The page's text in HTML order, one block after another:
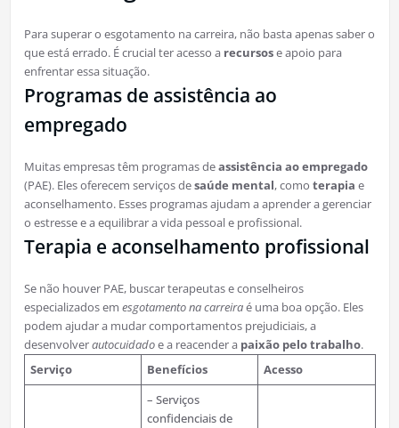
Para superar o esgotamento na carreira, não basta apenas saber o
que está errado. É crucial ter acesso a recursose apoio para
enfrentar essa situação.
Programas de assistência ao
empregado
Muitas empresas têm programas deassistência ao empregado
(PAE). Eles oferecem serviços desaúde mental, como terapia e
aconselhamento. Esses programas ajudam a aprender a gerenciar
o estresse e a equilibrar a vida pessoal e profissional.
Terapia e aconselhamento profissional
Se não houver PAE, buscar terapeutas e conselheiros
especializados em esgotamento na carreiraé uma boa opção. Eles
podem ajudar a mudar comportamentos prejudiciais, a
desenvolverautocuidadoe a reacender a paixão pelo trabalho.
Serviço
Benefícios Acesso
– Serviços
confidenciais de